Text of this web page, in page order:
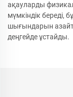
ақауларды
мүмкіндік береді,
шығындарын
деңгейде ұстайды.